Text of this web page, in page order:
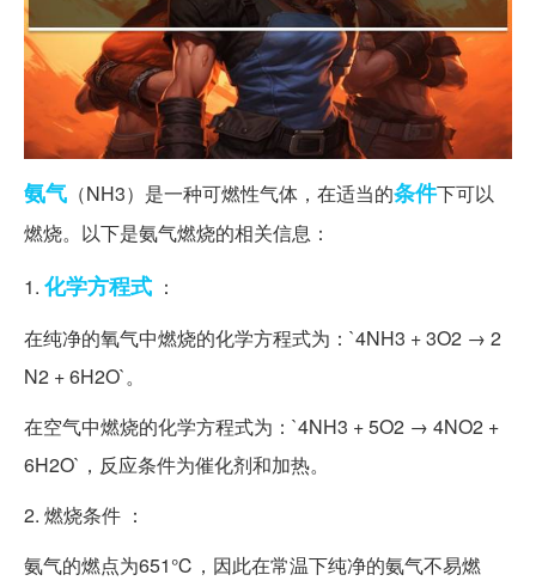
氨气 （NH3）是一种可燃性气体，在适当的条件下可以
燃烧。以下是氨气燃烧的相关信息：
1. 化学方程式 ：
在纯净的氧气中燃烧的化学方程式为：`4NH3 + 3O2 → 2
N2 + 6H2O`。
在空气中燃烧的化学方程式为：`4NH3 + 5O2 → 4NO2 +
6H2O`，反应条件为催化剂和加热。
2. 燃烧条件 ：
氨气的燃点为651℃，因此在常温下纯净的氨气不易燃